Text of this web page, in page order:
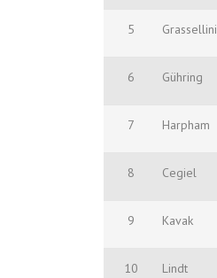
5 Grassellini
6 Gühring
7 Harpham
8 Cegiel
9 Kavak
10 Lindt